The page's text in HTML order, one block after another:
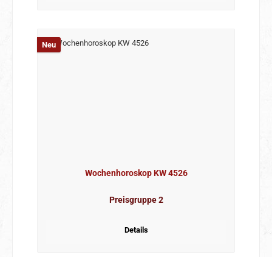
Neu
Wochenhoroskop KW 4526
Preisgruppe 2
Details